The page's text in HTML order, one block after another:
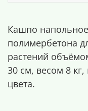
Кашпо
полимербетона
растений
30 см, весом 8
цвета.